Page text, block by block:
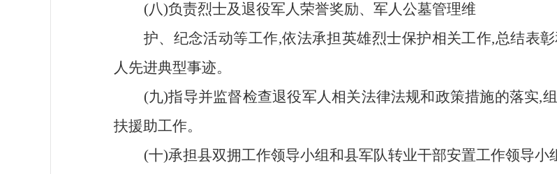
(八)负责烈士及退役军人荣誉奖励、军人公墓管理维
护、纪念活动等工作,依法承担英雄烈士保护相关工作,总结表
人先进典型事迹。
(九)指导并监督检查退役军人相关法律法规和政策措施的落实,
扶援助工作。
(十)承担县双拥工作领导小组和县军队转业干部安置工作领导小